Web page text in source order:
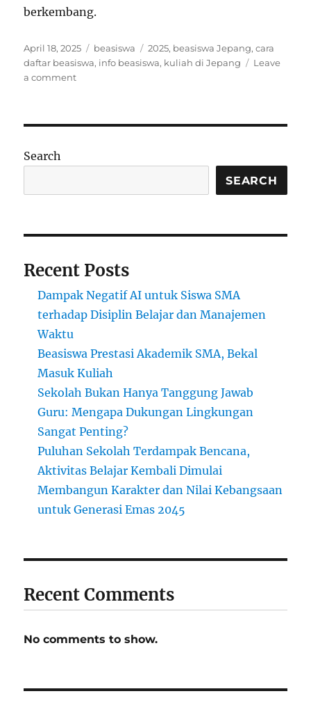
berkembang.
Posted
on
April 18, 2025 Categories
beasiswa Tags
2025, beasiswa Jepang,cara
daftar beasiswa, info beasiswa, kuliah di Jepang
Leave
a commenton
Pendidikan
Zaman
Search
SEARCH
Recent Posts
Dampak Negatif AI untuk Siswa SMA
terhadap Disiplin Belajar dan Manajemen
Waktu
Beasiswa Prestasi Akademik SMA, Bekal
Masuk Kuliah
Sekolah Bukan Hanya Tanggung Jawab
Guru: Mengapa Dukungan Lingkungan
Sangat Penting?
Puluhan Sekolah Terdampak Bencana,
Aktivitas Belajar Kembali Dimulai
Membangun Karakter dan Nilai Kebangsaan
untuk Generasi Emas 2045
Recent Comments
No comments to show.